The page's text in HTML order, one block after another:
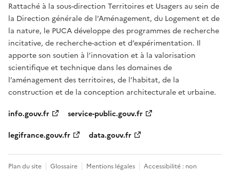
Rattaché à la sous-direction Territoires et Usagers au sein de
la Direction générale de l’Aménagement, du Logement et de
la nature, le PUCA développe des programmes de recherche
incitative, de recherche-action et d’expérimentation. Il
apporte son soutien à l’innovation et à la valorisation
scientifique et technique dans les domaines de
l’aménagement des territoires, de l’habitat, de la
construction et de la conception architecturale et urbaine.
info.gouv.fr
service-public.gouv.fr
legifrance.gouv.fr
data.gouv.fr
Plan du site Glossaire Mentions légales Accessibilité : non